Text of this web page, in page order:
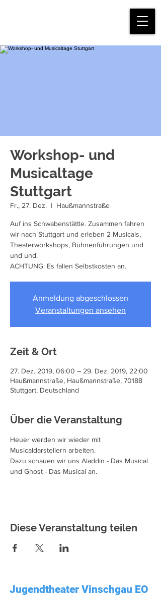
Workshop- und
Musicaltage
Stuttgart
Fr., 27. Dez.
  |
Haußmannstraße
Auf ins Schwabenstättle. Zusammen fahren
wir nach Stuttgart und erleben 2 Musicals,
Theaterworkshops, Bühnenführungen und
und und.
ACHTUNG: Es fallen Selbstkosten an.
Anmeldung abgeschlossen
Veranstaltungen ansehen
Zeit & Ort
27. Dez. 2019, 06:00 – 29. Dez. 2019, 22:00
Haußmannstraße, Haußmannstraße, 70188
Stuttgart, Deutschland
Über die Veranstaltung
Heuer werden wir wieder mit
Musicaldarstellern arbeiten.
Dazu schauen wir uns Aladdin - Das Musical
und Ghost - Das Musical an.
Diese Veranstaltung teilen
Jugendtheater Vinschgau EO